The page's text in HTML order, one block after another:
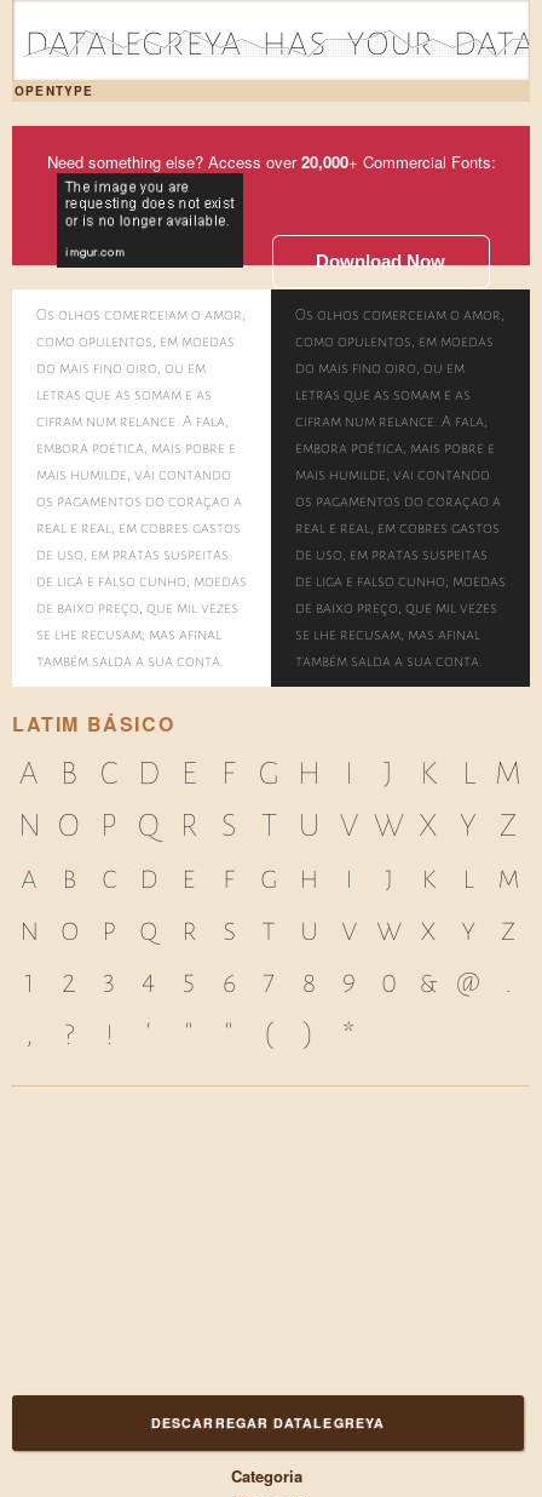
d|1a|0t|3a|2l|1e|2g|1r|3e|2y|1a|2 |1h|1a|0s|2 |2y|2o|3u|1r|2 |1d|2a|0t|2a|2
OPENTYPE
Need something else? Access over20,000+ Commercial Fonts:
Download Now
Os olhos comerceiam o amor,
como opulentos, em moedas
do mais fino oiro, ou em
letras que as somam e as
cifram num relance. A fala,
embora poética, mais pobre e
mais humilde, vai contando
os pagamentos do coração a
real e real, em cobres gastos
de uso, em pratas suspeitas
de liga e falso cunho; moedas
de baixo preço, que mil vezes
se lhe recusam; mas afinal
também salda a sua conta.
Os olhos comerceiam o amor,
como opulentos, em moedas
do mais fino oiro, ou em
letras que as somam e as
cifram num relance. A fala,
embora poética, mais pobre e
mais humilde, vai contando
os pagamentos do coração a
real e real, em cobres gastos
de uso, em pratas suspeitas
de liga e falso cunho; moedas
de baixo preço, que mil vezes
se lhe recusam; mas afinal
também salda a sua conta.
LATIM BÁSICO
A B C D E F G H J K L
M
N
O P Q R S T U V W X Y
Z
a
b c d e f g h i j k l
m
n
o p q r s t u v w x y
z
1
2 3 4 5 6 7 8 9 0 & @
.
,
? ! ' " " ( ) *
DESCARREGAR DATALEGREYA
Categoria